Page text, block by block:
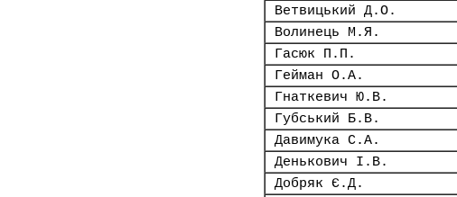
Ветвицький Д.О.
Волинець М.Я.
Гасюк П.П.
Гейман О.А.
Гнаткевич Ю.В.
Губський Б.В.
Давимука С.А.
Денькович І.В.
Добряк Є.Д.